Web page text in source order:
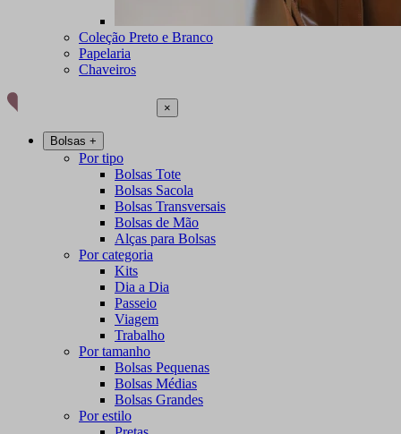
Coleção Preto e Branco
Papelaria
Chaveiros
×
Bolsas +
Por tipo
Bolsas Tote
Bolsas Sacola
Bolsas Transversais
Bolsas de Mão
Alças para Bolsas
Por categoria
Kits
Dia a Dia
Passeio
Viagem
Trabalho
Por tamanho
Bolsas Pequenas
Bolsas Médias
Bolsas Grandes
Por estilo